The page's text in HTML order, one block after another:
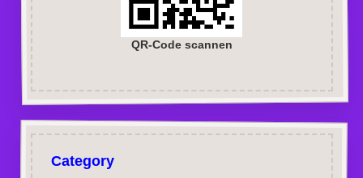
QR-Code scannen
Category